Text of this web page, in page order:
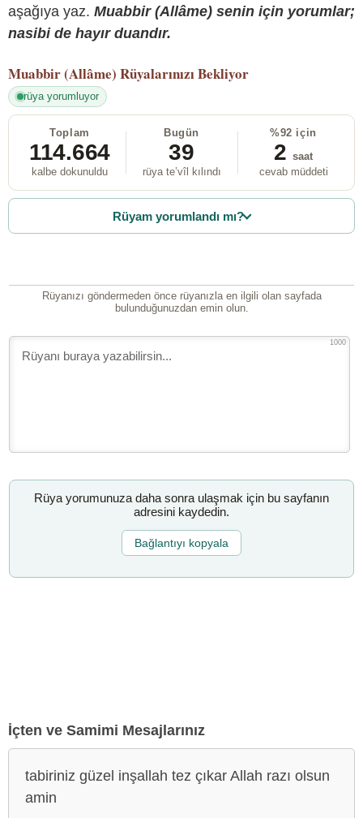
aşağıya yaz. Muabbir (Allâme) senin için yorumlar;
nasibi de hayır duandır.
Muabbir (Allâme) Rüyalarınızı Bekliyor
rüya yorumluyor
Toplam
114.664
kalbe dokunuldu
Bugün
39
rüya te’vîl kılındı
%92 için
2 saat
cevab müddeti
Rüyam yorumlandı mı?
Rüyanızı göndermeden önce rüyanızla en ilgili olan sayfada
bulunduğunuzdan emin olun.
1000
Rüya yorumunuza daha sonra ulaşmak için bu sayfanın
adresini kaydedin.
Bağlantıyı kopyala
İçten ve Samimi Mesajlarınız
tabiriniz güzel inşallah tez çıkar Allah razı olsun
amin